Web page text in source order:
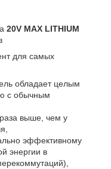
20V MAX LITHIUM
для самых
обладает целым
с обычным
выше, чем у
эффективному
энергии в